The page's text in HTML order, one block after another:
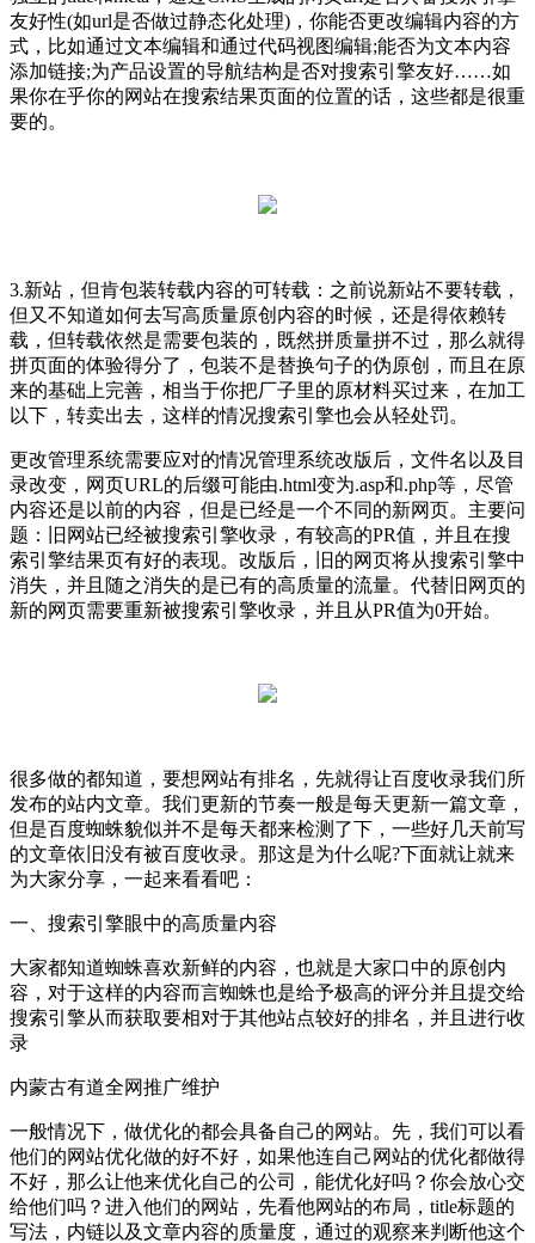
友好性(如url是否做过静态化处理)，你能否更改编辑内容的方
式，比如通过文本编辑和通过代码视图编辑;能否为文本内容
添加链接;为产品设置的导航结构是否对搜索引擎友好……如
果你在乎你的网站在搜索结果页面的位置的话，这些都是很重
要的。
3.新站，但肯包装转载内容的可转载：之前说新站不要转载，
但又不知道如何去写高质量原创内容的时候，还是得依赖转
载，但转载依然是需要包装的，既然拼质量拼不过，那么就得
拼页面的体验得分了，包装不是替换句子的伪原创，而且在原
来的基础上完善，相当于你把厂子里的原材料买过来，在加工
以下，转卖出去，这样的情况搜索引擎也会从轻处罚。
更改管理系统需要应对的情况管理系统改版后，文件名以及目
录改变，网页URL的后缀可能由.html变为.asp和.php等，尽管
内容还是以前的内容，但是已经是一个不同的新网页。主要问
题：旧网站已经被搜索引擎收录，有较高的PR值，并且在搜
索引擎结果页有好的表现。改版后，旧的网页将从搜索引擎中
消失，并且随之消失的是已有的高质量的流量。代替旧网页的
新的网页需要重新被搜索引擎收录，并且从PR值为0开始。
很多做的都知道，要想网站有排名，先就得让百度收录我们所
发布的站内文章。我们更新的节奏一般是每天更新一篇文章，
但是百度蜘蛛貌似并不是每天都来检测了下，一些好几天前写
的文章依旧没有被百度收录。那这是为什么呢?下面就让就来
为大家分享，一起来看看吧：
一、搜索引擎眼中的高质量内容
大家都知道蜘蛛喜欢新鲜的内容，也就是大家口中的原创内
容，对于这样的内容而言蜘蛛也是给予极高的评分并且提交给
搜索引擎从而获取要相对于其他站点较好的排名，并且进行收
录
内蒙古有道全网推广维护
一般情况下，做优化的都会具备自己的网站。先，我们可以看
他们的网站优化做的好不好，如果他连自己网站的优化都做得
不好，那么让他来优化自己的公司，能优化好吗？你会放心交
给他们吗？进入他们的网站，先看他网站的布局，title标题的
写法，内链以及文章内容的质量度，通过的观察来判断他这个